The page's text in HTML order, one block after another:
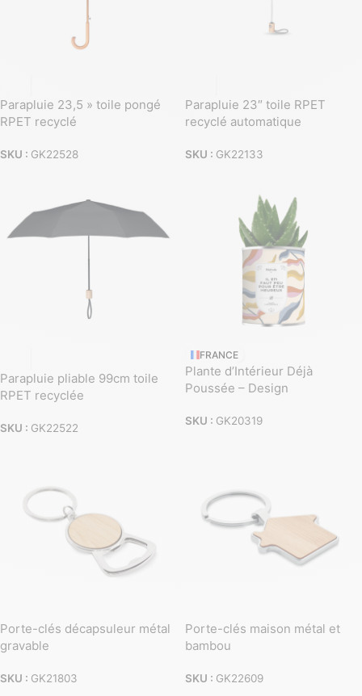
Parapluie 23,5 » toile pongé
RPET recyclé
SKU : GK22528
Parapluie 23″ toile RPET
recyclé automatique
SKU : GK22133
Parapluie pliable 99cm toile
RPET recyclée
SKU : GK22522
FRANCE
Plante d’Intérieur Déjà
Poussée – Design
SKU : GK20319
Porte-clés décapsuleur métal
gravable
SKU : GK21803
Porte-clés maison métal et
bambou
SKU : GK22609